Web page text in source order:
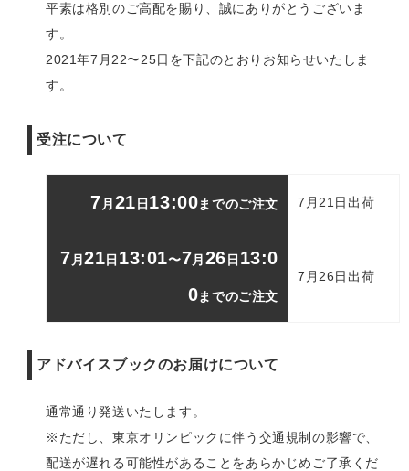
会社概要
平素は格別のご高配を賜り、誠にありがとうございま
す。
2021年7月22〜25日を下記のとおりお知らせいたしま
す。
受注について
7 月 21 日 13:00までのご注文 7月21日出荷
7 月21日 13:01〜7月 26 日 13:0
0までのご注文
7月26日出荷
アドバイスブックのお届けについて
通常通り発送いたします。
※ただし、東京オリンピックに伴う交通規制の影響で、
配送が遅れる可能性があることをあらかじめご了承くだ